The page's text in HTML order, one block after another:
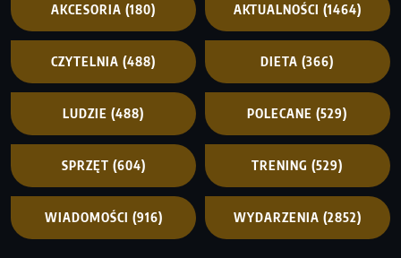
AKCESORIA (180) AKTUALNOŚCI (1464)
CZYTELNIA (488) DIETA (366)
LUDZIE (488) POLECANE (529)
SPRZĘT (604) TRENING (529)
WIADOMOŚCI (916) WYDARZENIA (2852)